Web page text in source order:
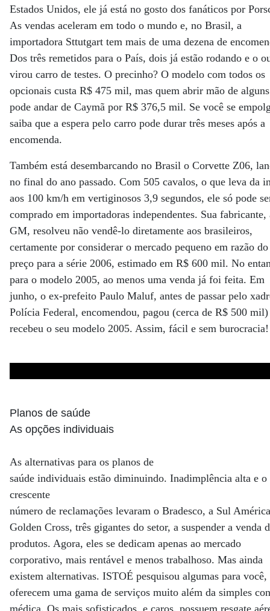
Estados Unidos, ele já está no gosto dos fanáticos por
As vendas aceleram em todo o mundo e, no Brasil, a
importadora Sttutgart tem mais de uma dezena de
Dos três remetidos para o País, dois já estão rodando e o
virou carro de testes. O precinho? O modelo com todos os
opcionais custa R$ 475 mil, mas quem abrir mão de
pode andar de Caymã por R$ 376,5 mil. Se você se
saiba que a espera pelo carro pode durar três meses após a
encomenda.
Também está desembarcando no Brasil o Corvette Z06,
no final do ano passado. Com 505 cavalos, o que leva da
aos 100 km/h em vertiginosos 3,9 segundos, ele só pode
comprado em importadoras independentes. Sua fabricante,
GM, resolveu não vendê-lo diretamente aos brasileiros,
certamente por considerar o mercado pequeno em razão do
preço para a série 2006, estimado em R$ 600 mil. No
para o modelo 2005, ao menos uma venda já foi feita. Em
junho, o ex-prefeito Paulo Maluf, antes de passar pelo
Polícia Federal, encomendou, pagou (cerca de R$ 500 mil)
recebeu o seu modelo 2005. Assim, fácil e sem burocracia!
Planos de saúde
As opções individuais
As alternativas para os planos de
saúde individuais estão diminuindo. Inadimplência alta e o
crescente
número de reclamações levaram o Bradesco, a Sul
Golden Cross, três gigantes do setor, a suspender a venda
produtos. Agora, eles se dedicam apenas ao mercado
corporativo, mais rentável e menos trabalhoso. Mas ainda
existem alternativas. ISTOÉ pesquisou algumas para você,
oferecem uma gama de serviços muito além da simples
médica. Os mais sofisticados, e caros, possuem resgate